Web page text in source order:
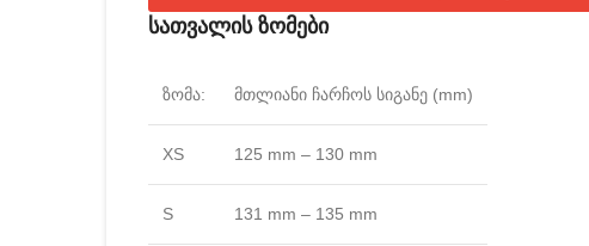
სათვალის ზომები
ზომა: მთლიანი ჩარჩოს სიგანე (mm)
XS 125 mm – 130 mm
S 131 mm – 135 mm